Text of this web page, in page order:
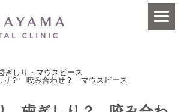
ぎしり・マウスピース
り？ 咬み合わせ？ マウスピース